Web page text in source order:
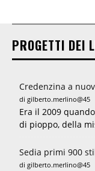
PROGETTI DEI
Credenzina a
di gilberto.merlino@45
Era il 2009
di pioppo, della
Sedia primi 900
di gilberto.merlino@45